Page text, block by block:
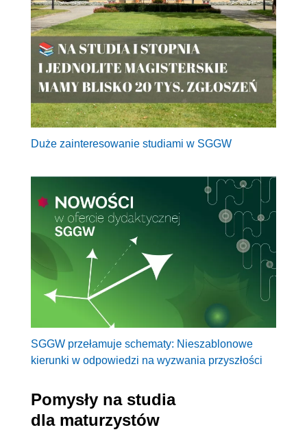
Duże zainteresowanie studiami w SGGW
SGGW przełamuje schematy: Nieszablonowe
kierunki w odpowiedzi na wyzwania przyszłości
Pomysły na studia
dla maturzystów